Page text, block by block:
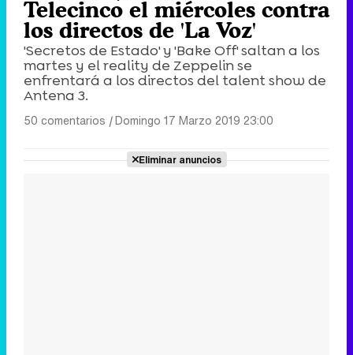
Telecinco el miércoles contra
los directos de 'La Voz'
'Secretos de Estado' y 'Bake Off' saltan a los
martes y el reality de Zeppelin se
enfrentará a los directos del talent show de
Antena 3.
50 comentarios |Domingo 17 Marzo 2019 23:00
Eliminar anuncios